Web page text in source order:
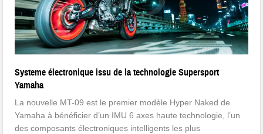
Systeme électronique issu de la technologie Supersport
Yamaha
La nouvelle MT-09 est le premier modèle Hyper Naked de
Yamaha à bénéficier d’un IMU 6 axes haute technologie, l’un
des composants électroniques intelligents les plus